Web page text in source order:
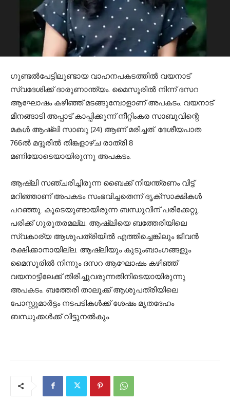
ഗുണ്ടല്‍പേട്ടിലുണ്ടായ വാഹനപകടത്തില്‍ വയനാട്
സ്വദേശിക്ക് ദാരുണാന്ത്യം. മൈസൂരില്‍ നിന്ന് ദസറ
ആഘോഷം കഴിഞ്ഞ് മടങ്ങുമ്പോളാണ് അപകടം. വയനാട്
മീനങ്ങാടി അപ്പാട് കാപ്പിക്കുന്ന് നീറ്റിംകര സാബുവിന്റെ
മകള്‍ ആഷ്‌ലി സാബു (24) ആണ് മരിച്ചത്. ദേശീയപാത
766ൽ മദ്ദൂരിൽ തിങ്കളാഴ്ച രാത്രി 8
മണിയോടെയായിരുന്നു അപകടം.
ആഷ്‌ലി സഞ്ചരിച്ചിരുന്ന ബൈക്ക് നിയന്ത്രണം വിട്ട്
മറിഞ്ഞാണ് അപകടം സംഭവിച്ചതെന്ന് ദൃക്‌സാക്ഷികള്‍
പറഞ്ഞു. കൂടെയുണ്ടായിരുന്ന ബന്ധുവിന് പരിക്കേറ്റു.
പരിക്ക് ഗുരുതരമല്ല. ആഷ്‍ലിയെ ബത്തേരിയിലെ
സ്വകാര്യ ആശുപത്രിയില്‍ എത്തിച്ചെങ്കിലും ജീവന്‍
രക്ഷിക്കാനായില്ല. ആഷ്‌ലിയും കുടുംബാംഗങ്ങളും
മൈസൂരില്‍ നിന്നും ദസറ ആഘോഷം കഴിഞ്ഞ്
വയനാട്ടിലേക്ക് തിരിച്ചുവരുന്നതിനിടെയായിരുന്നു
അപകടം. ബത്തേരി താലൂക്ക് ആശുപത്രിയിലെ
പോസ്റ്റുമാര്‍ട്ടം നടപടികള്‍ക്ക് ശേഷം മൃതദേഹം
ബന്ധുക്കള്‍ക്ക് വിട്ടുനല്‍കും.